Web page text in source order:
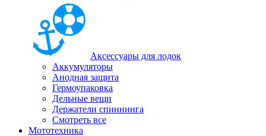
Аксессуары для лодок
Аккумуляторы
Анодная защита
Гермоупаковка
Дельные вещи
Держатели спиннинга
Смотреть все
Мототехника